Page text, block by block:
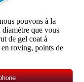
pouvons à la
diamètre que vous
de gel coat à
roving, points de